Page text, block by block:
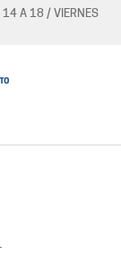
14 A 18 / VIERNES